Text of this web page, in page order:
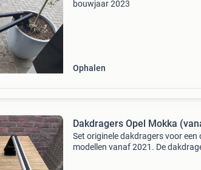
bouwjaar 2023
Ophalen
Dakdragers Opel Mokka
Set originele dakdragers voor een
modellen vanaf 2021. De